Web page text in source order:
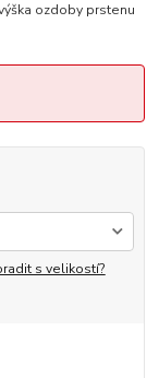
ozdoby prstenu
s velikostí?